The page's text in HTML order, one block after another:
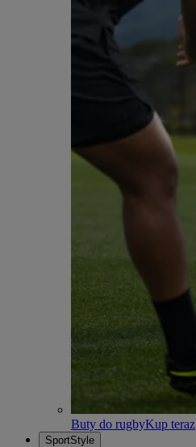
Buty do rugbyKup teraz
SportStyle